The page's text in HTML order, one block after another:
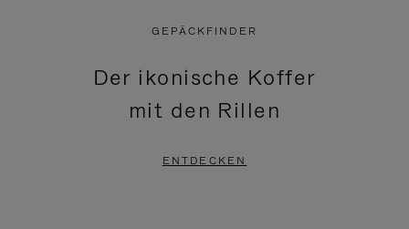
GEPÄCKFINDER
Der ikonische Koffer
mit den Rillen
ENTDECKEN